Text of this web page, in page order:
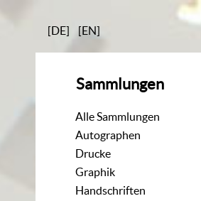
[DE] [EN]
Sammlungen
Alle Sammlungen
Autographen
Drucke
Graphik
Handschriften